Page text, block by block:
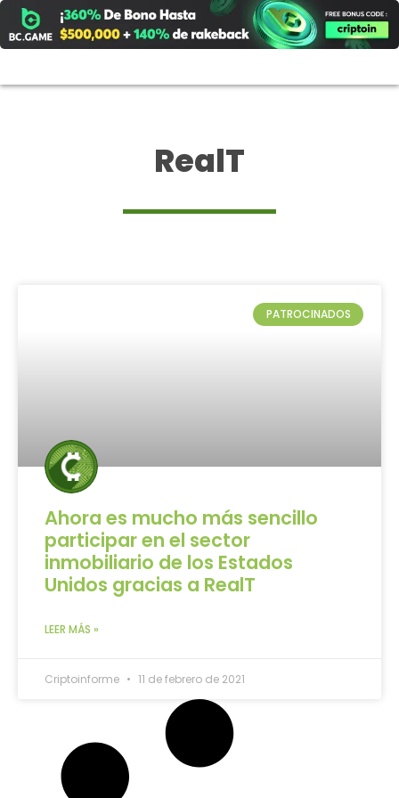
al
contenido
RealT
PATROCINADOS
Ahora es mucho más sencillo
participar en el sector
inmobiliario de los Estados
Unidos gracias a RealT
LEER MÁS »
Criptoinforme 11 de febrero de 2021